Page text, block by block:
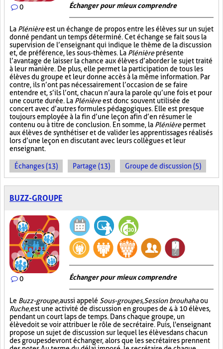
0 Échanger pour mieux comprendre
La Plénièreest un échange de propos entre les élèves sur un sujet
donné pendant un temps déterminé. Cet échange se fait sous la
supervision de l’enseignant qui indique le thème de la discussion
et, de préférence, les sous-thèmes. La Plénièreprésente
l’avantage de laisser la chance aux élèves d’aborder le sujet traité
à leur manière. De plus, elle permet la participation de tous les
élèves du groupe et leur donne accès à la même information. Par
contre, ils n’ont pas nécessairement l’occasion de se faire
entendre et, s’ils l’ont, chacun n’aura la parole qu’une fois et pour
une courte durée. La Plénièreest donc souvent utilisée de
concert avec d’autres formules pédagogiques. Elle est presque
toujours employée à la fin d’une leçon afin d’en résumer le
contenu ou à titre de conclusion. En somme, la Plénièrepermet
aux élèves de synthétiser et de valider les apprentissages réalisés
lors d’une leçon en discutant avec leurs collègues et leur
enseignant.
Échanges (13) Partage (13) Groupe de discussion (5)
BUZZ-GROUPE
0 Échanger pour mieux comprendre
Le Buzz-groupe,aussi appelé Sous-groupes,Session brouhahaou
Ruche,est une activité de discussion en groupes de 4 à 10 élèves,
pendant un court laps de temps. Dans chaque groupe, un
élève doit se voir attribuer le rôle de secrétaire. Puis, l'enseignant
propose un sujet de discussion sur lequel les élèves dans chacun
des groupes devront échanger, alors que les secrétaires prennent